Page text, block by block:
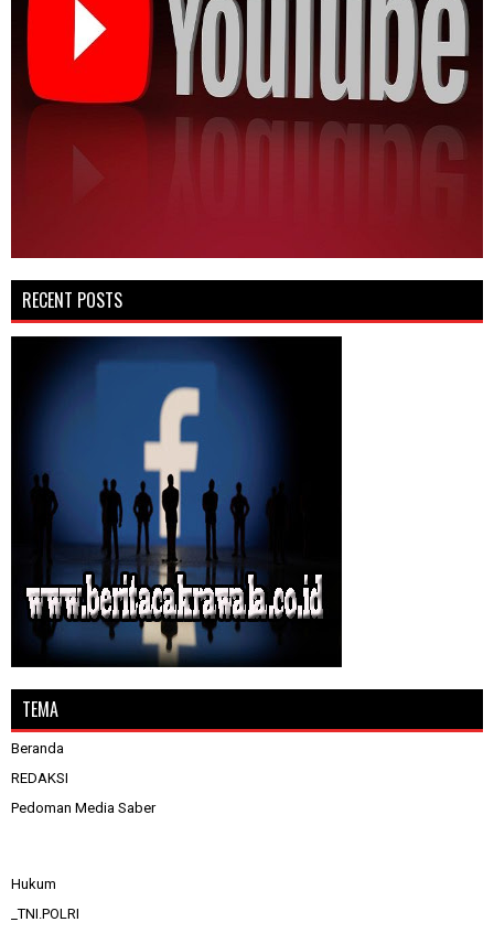
RECENT POSTS
TEMA
Beranda
REDAKSI
Pedoman Media Saber
Hukum
_TNI.POLRI